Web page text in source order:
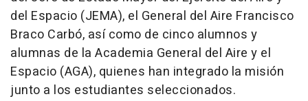
del Espacio (JEMA), el General del Aire Francisco
Braco Carbó, así como de cinco alumnos y
alumnas de la Academia General del Aire y el
Espacio (AGA), quienes han integrado la misión
junto a los estudiantes seleccionados.